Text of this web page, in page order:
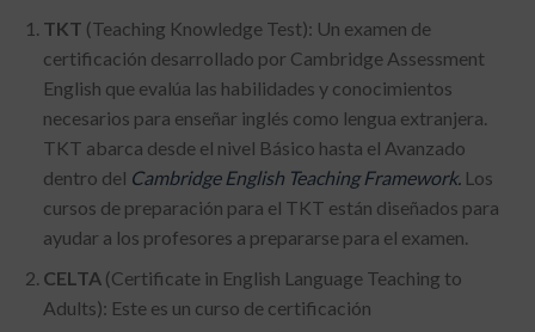
TKT (Teaching Knowledge Test): Un examen de
certificación desarrollado por Cambridge Assessment
English que evalúa las habilidades y conocimientos
necesarios para enseñar inglés como lengua extranjera.
TKT abarca desde el nivel Básico hasta el Avanzado
dentro del Cambridge English Teaching Framework. Los
cursos de preparación para el TKT están diseñados para
ayudar a los profesores a prepararse para el examen.
CELTA(Certificate in English Language Teaching to
Adults): Este es un curso de certificación